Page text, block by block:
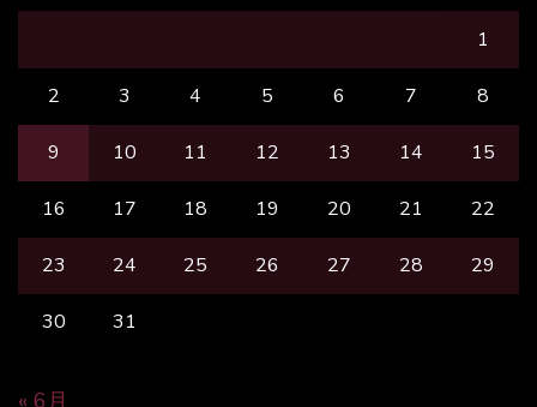
1
2 3 4 5 6 7 8
9 10 11 12 13 14 15
16 17 18 19 20 21 22
23 24 25 26 27 28 29
30 31
« 6月